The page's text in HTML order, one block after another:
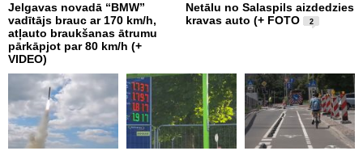
Jelgavas novadā “BMW”
vadītājs brauc ar 170 km/h,
atļauto braukšanas ātrumu
pārkāpjot par 80 km/h (+
VIDEO)
Netālu no Salaspils aizdedzies
kravas auto (+ FOTO
2